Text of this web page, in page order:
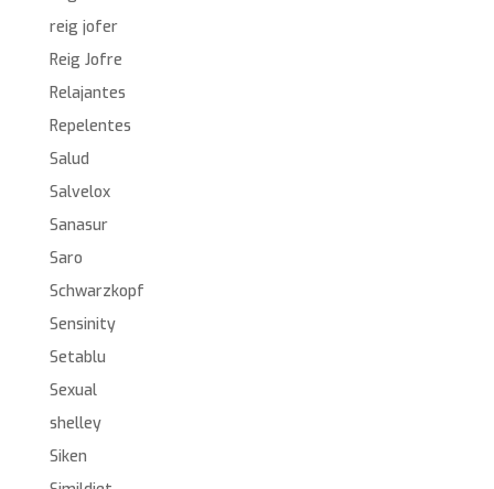
reig jofer
Reig Jofre
Relajantes
Repelentes
Salud
Salvelox
Sanasur
Saro
Schwarzkopf
Sensinity
Setablu
Sexual
shelley
Siken